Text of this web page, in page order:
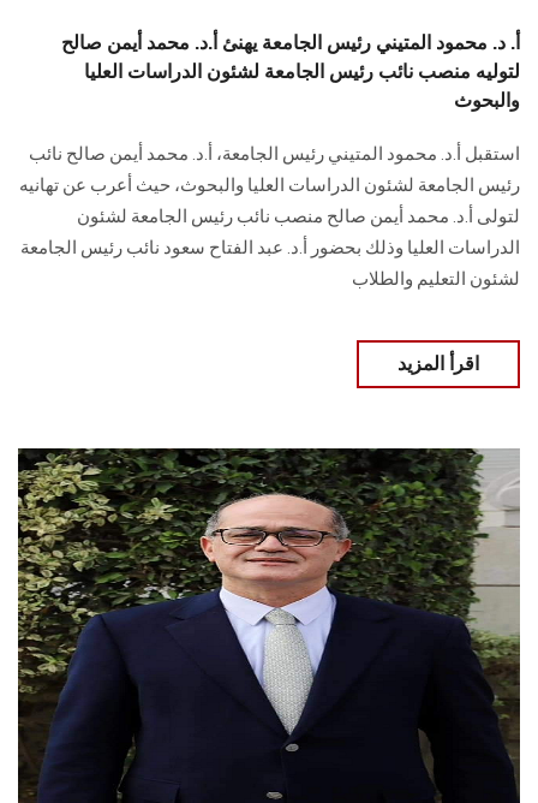
أ. د. محمود المتيني رئيس الجامعة يهنئ أ.د. محمد أيمن صالح
لتوليه منصب نائب رئيس الجامعة لشئون الدراسات العليا
والبحوث
استقبل أ.د. محمود المتيني رئيس الجامعة، أ.د. محمد أيمن صالح نائب
رئيس الجامعة لشئون الدراسات العليا والبحوث، حيث أعرب عن تهانيه
لتولى أ.د. محمد أيمن صالح منصب نائب رئيس الجامعة لشئون
الدراسات العليا وذلك بحضور أ.د. عبد الفتاح سعود نائب رئيس الجامعة
لشئون التعليم والطلاب
اقرأ المزيد